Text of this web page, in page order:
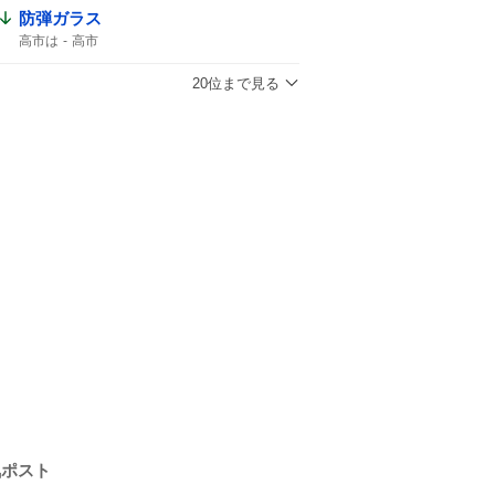
防弾ガラス
高市は 高市
20位まで見る
スト